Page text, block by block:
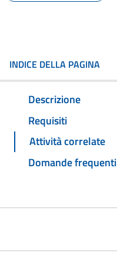
INDICE DELLA PAGINA
Descrizione
Requisiti
Attività correlate
Domande frequenti